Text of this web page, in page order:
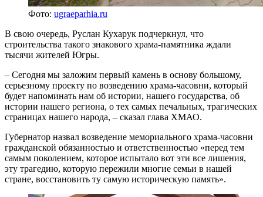
Фото: ugraeparhia.ru
В свою очередь, Руслан Кухарук подчеркнул, что
строительства такого знакового храма-памятника ждали
тысячи жителей Югры.
– Сегодня мы заложим первый камень в основу большому,
серьезному проекту по возведению храма-часовни, который
будет напоминать нам об истории, нашего государства, об
истории нашего региона, о тех самых печальных, трагических
страницах нашего народа, – сказал глава ХМАО.
Губернатор назвал возведение мемориального храма-часовни
гражданской обязанностью и ответственностью «перед тем
самым поколением, которое испытало вот эти все лишения,
эту трагедию, которую пережили многие семьи в нашей
стране, восстановить ту самую историческую память».